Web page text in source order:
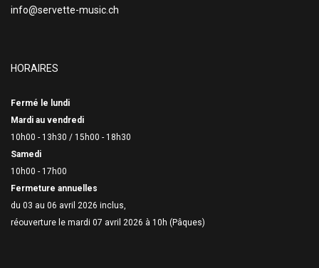
info@servette-music.ch
HORAIRES
Fermé le lundi
Mardi au vendredi
10h00 - 13h30 / 15h00 - 18h30
Samedi
10h00 - 17h00
Fermeture annuelles
du 03 au 06 avril 2026 inclus,
réouverture le mardi 07 avril 2026 à 10h (Pâques)